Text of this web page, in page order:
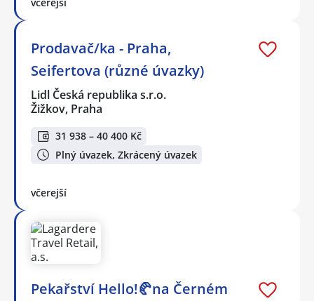
Prodavač/ka - Praha,
Seifertova (různé úvazky)
Lidl Česká republika s.r.o.
Žižkov, Praha
31 938 – 40 400 Kč
Plný úvazek, Zkrácený úvazek
včerejší
Pekařství Hello!🥐na Černém